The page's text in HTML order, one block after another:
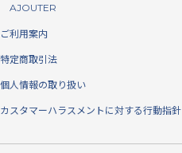
AJOUTER
ご利用案内
特定商取引法
個人情報の取り扱い
カスタマーハラスメントに対する行動指針